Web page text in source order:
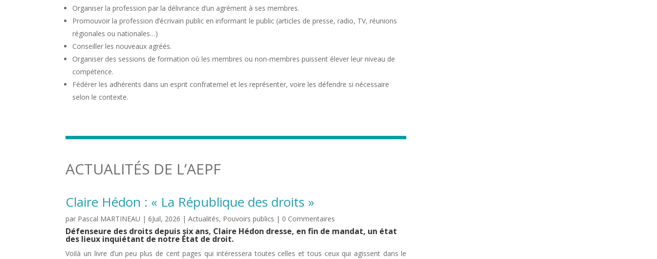
Organiser la profession par la délivrance d’un agrément à ses membres.
Promouvoir la profession d’écrivain public en informant le public (articles de presse, radio, TV, réunions
régionales ou nationales…)
Conseiller les nouveaux agréés.
Organiser des sessions de formation où les membres ou non-membres puissent élever leur niveau de
compétence.
Fédérer les adhérents dans un esprit confraternel et les représenter, voire les défendre si nécessaire
selon le contexte.
ACTUALITÉS DE L’AEPF
Claire Hédon : « La République des droits »
par Pascal MARTINEAU |6Juil, 2026 |Actualités, Pouvoirs publics | 0 Commentaires
Défenseure des droits depuis six ans, Claire Hédon dresse, en fin de mandat, un état
des lieux inquiétant de notre État de droit.
Voilà un livre d’un peu plus de cent pages qui intéressera toutes celles et tous ceux qui agissent dans le